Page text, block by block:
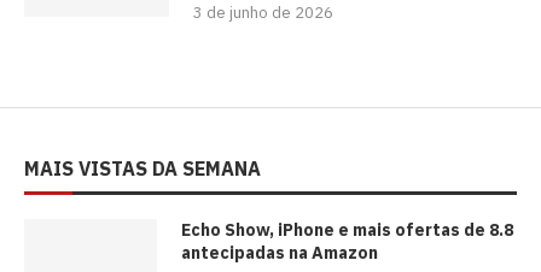
3 de junho de 2026
MAIS VISTAS DA SEMANA
Echo Show, iPhone e mais ofertas de 8.8
antecipadas na Amazon